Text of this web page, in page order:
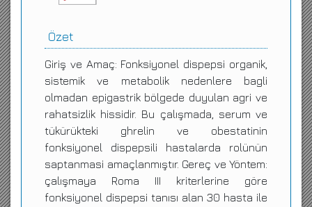
Özet
Giriş ve Amaç: Fonksiyonel dispepsi organik,
sistemik ve metabolik nedenlere bagli
olmadan epigastrik bölgede duyulan agri ve
rahatsizlik hissidir. Bu çalışmada, serum ve
tükürükteki ghrelin ve obestatinin
fonksiyonel dispepsili hastalarda rolünün
saptanmasi amaçlanmıştır. Gereç ve Yöntem:
çalışmaya Roma III kriterlerine göre
fonksiyonel dispepsi tanısı alan 30 hasta ile